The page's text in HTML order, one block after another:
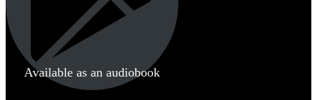
Available as an audiobook